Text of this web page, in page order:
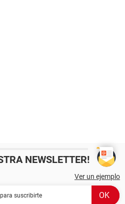
NEWSLETTER!
Ver un ejemplo